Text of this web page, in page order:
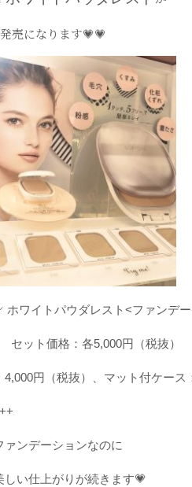
売になります💗💗
ホワイトパウダレスト<ファンデ
セット価格：各5,000円（税抜）
4,000円（税抜）、マット付ケース
ァンデーションなのに
しい仕上がりが続きます💗